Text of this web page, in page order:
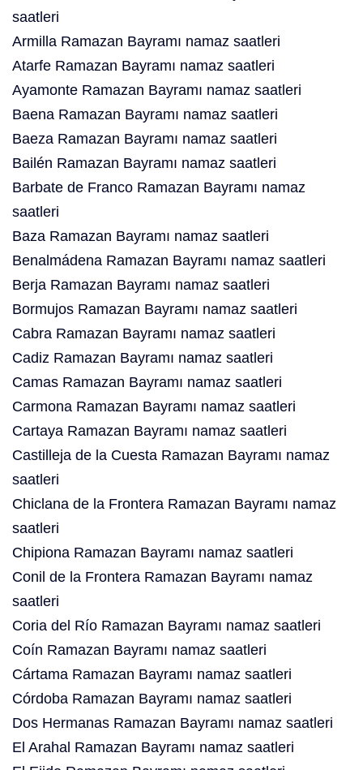
saatleri
Armilla Ramazan Bayramı namaz saatleri
Atarfe Ramazan Bayramı namaz saatleri
Ayamonte Ramazan Bayramı namaz saatleri
Baena Ramazan Bayramı namaz saatleri
Baeza Ramazan Bayramı namaz saatleri
Bailén Ramazan Bayramı namaz saatleri
Barbate de Franco Ramazan Bayramı namaz
saatleri
Baza Ramazan Bayramı namaz saatleri
Benalmádena Ramazan Bayramı namaz saatleri
Berja Ramazan Bayramı namaz saatleri
Bormujos Ramazan Bayramı namaz saatleri
Cabra Ramazan Bayramı namaz saatleri
Cadiz Ramazan Bayramı namaz saatleri
Camas Ramazan Bayramı namaz saatleri
Carmona Ramazan Bayramı namaz saatleri
Cartaya Ramazan Bayramı namaz saatleri
Castilleja de la Cuesta Ramazan Bayramı namaz
saatleri
Chiclana de la Frontera Ramazan Bayramı namaz
saatleri
Chipiona Ramazan Bayramı namaz saatleri
Conil de la Frontera Ramazan Bayramı namaz
saatleri
Coria del Río Ramazan Bayramı namaz saatleri
Coín Ramazan Bayramı namaz saatleri
Cártama Ramazan Bayramı namaz saatleri
Córdoba Ramazan Bayramı namaz saatleri
Dos Hermanas Ramazan Bayramı namaz saatleri
El Arahal Ramazan Bayramı namaz saatleri